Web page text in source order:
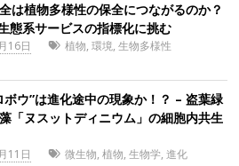
は植物多様性の保全につながるのか？
態系サービスの指標化に挑む
16日 植物,環境,生物多様性
ボウ”は進化途中の現象か！？ – 盗葉緑
「ヌスットディニウム」の細胞内共生
11日 微生物,植物,生物学,進化